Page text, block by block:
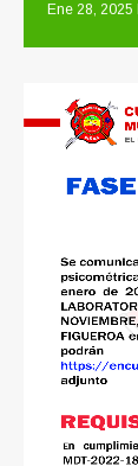
Ene 28, 2025